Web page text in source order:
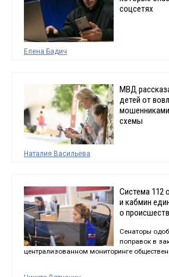
соцсетях
Елена Бадич
МВД
детей от
схемы
Наталия Васильева
Система 112
и кабмин
о
Сенаторы
поправок в
централизованном мониторинге